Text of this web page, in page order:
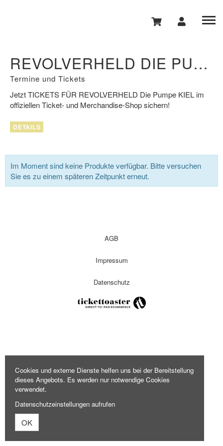
REVOLVERHELD DIE PUMPE KIEL
Termine und Tickets
JetztTICKETS FÜR REVOLVERHELD Die Pumpe KIEL im
offiziellen Ticket- und Merchandise-Shop sichern!
DETAILS
Im Moment sind keine Produkte verfügbar. Bitte versuchen
Sie es zu einem späteren Zeitpunkt erneut.
AGB
Impressum
Datenschutz
Cookies und externe Dienste helfen uns bei der Bereitstellung
dieses Angebots. Es werden nur notwendige Cookies
verwendet.
Datenschutzeinstellungen aufrufen
OK